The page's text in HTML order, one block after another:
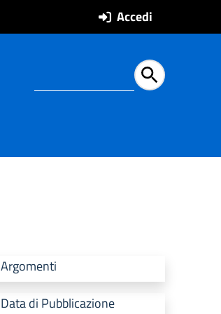
Accedi
Ricerca
Argomenti
Data di Pubblicazione